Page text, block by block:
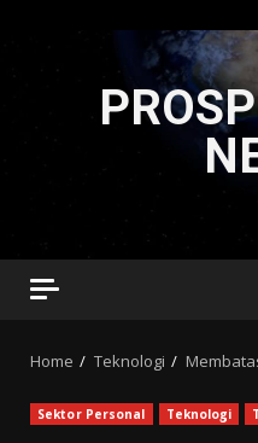
Home Teknologi
Sektor Personal Teknologi